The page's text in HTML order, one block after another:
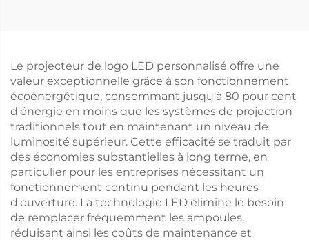
usine
Le projecteur de logo LED personnalisé offre une
valeur exceptionnelle grâce à son fonctionnement
écoénergétique, consommant jusqu'à 80 pour cent
d'énergie en moins que les systèmes de projection
traditionnels tout en maintenant un niveau de
luminosité supérieur. Cette efficacité se traduit par
des économies substantielles à long terme, en
particulier pour les entreprises nécessitant un
fonctionnement continu pendant les heures
d'ouverture. La technologie LED élimine le besoin
de remplacer fréquemment les ampoules,
réduisant ainsi les coûts de maintenance et